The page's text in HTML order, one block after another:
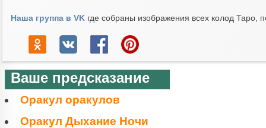
Наша группа в VKгде собраны изображения всех колод Таро,
Ваше предсказание
Оракул оракулов
Оракул Дыхание Ночи